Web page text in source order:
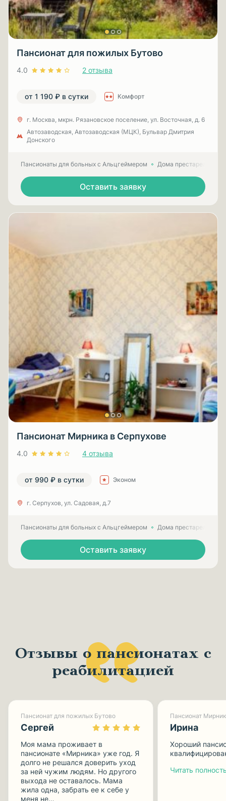
Пансионат для пожилых Бутово
4.0 2 отзыва
от 1 190 ₽ в сутки Комфорт
г. Москва, мкрн. Рязановское поселение, ул. Восточная, д. 6
Автозаводская, Автозаводская (МЦК), Бульвар Дмитрия
Донского
Пансионаты для больных с Альцгеймером Дома престарелых
Оставить заявку
Пансионат Мирника в Серпухове
4.0 4 отзыва
от 990 ₽ в сутки Эконом
г. Серпухов, ул. Садовая, д.7
Пансионаты для больных с Альцгеймером Дома престарелых
Оставить заявку
Отзывы о пансионатах с
реабилитацией
Пансионат для пожилых Бутово
Сергей
Моя мама проживает в
пансионате «Мирника» уже год. Я
долго не решался доверить уход
за ней чужим людям. Но другого
выхода не оставалось. Мама
жила одна, забрать ее к себе у
меня не…
Пансионат
Ирина
Хороший
Читать